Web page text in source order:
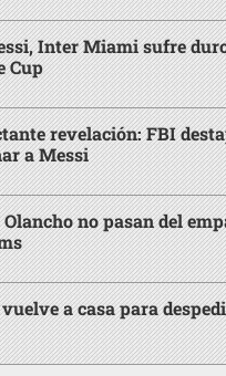
Inter Miami sufre
Cup
revelación: FBI
a Messi
no pasan del
a casa para